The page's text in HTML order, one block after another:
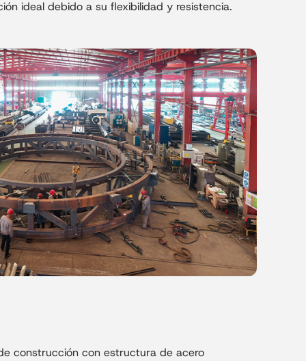
de acero ligero en aplicaciones
internacionales y edificios
ideal debido a su flexibilidad y resistencia.
construcción con estructura de acero